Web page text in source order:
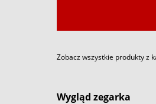
Zobacz wszystkie produkty z
Wygląd zegarka